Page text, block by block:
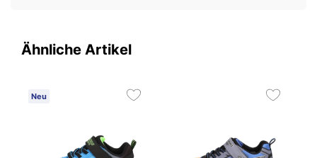
Ähnliche Artikel
Neu